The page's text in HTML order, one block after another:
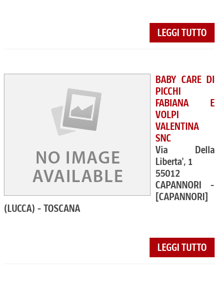
LEGGI TUTTO
BABY CARE DI
PICCHI
FABIANA E
VOLPI
VALENTINA
SNC
Via Della
Liberta', 1
55012
CAPANNORI -
[CAPANNORI]
(LUCCA) - TOSCANA
LEGGI TUTTO